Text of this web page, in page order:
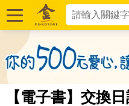
【電子書】交換